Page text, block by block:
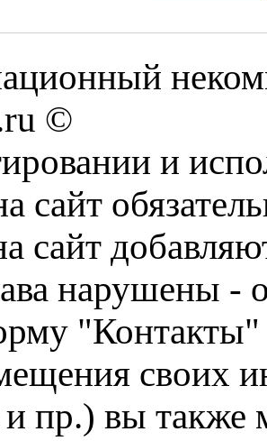
©
и
сайт
сайт
нарушены -
"Контакты"
своих
пр.) вы также